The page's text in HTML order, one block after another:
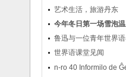
湖北世协2012学
2012/4/19
艺术生活，旅游丹东
今年冬日第一场雪泡
鲁迅与一位青年世界
世界语课堂见闻
n-ro 40 Informilo de